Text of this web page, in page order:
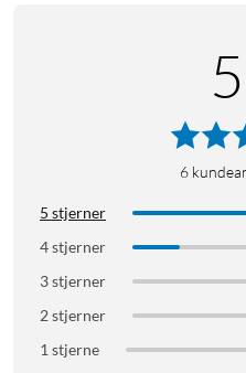
GaN-halvledere
mer energieffektive enn
Laderen tilpasser automatisk
mange enheter som er
140 W. Med fire enheter
Støtte for mange
5
6
5 stjerner
4 stjerner
3 stjerner
2 stjerner
1 stjerne